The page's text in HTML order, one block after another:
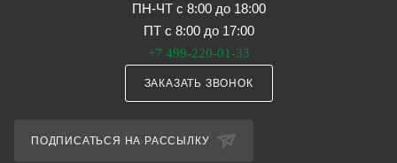
ПН-ЧТ с 8:00 до 18:00
ПТ с 8:00 до 17:00
+7 499-220-01-33
ЗАКАЗАТЬ ЗВОНОК
ПОДПИСАТЬСЯ НА РАССЫЛКУ